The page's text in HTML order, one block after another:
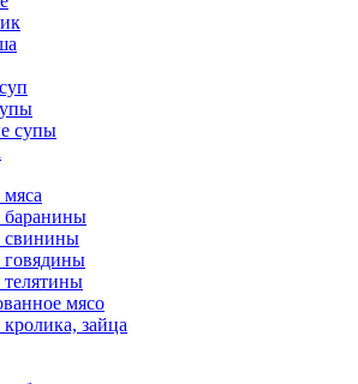
супы
баранины
свинины
говядины
мясо
зайца